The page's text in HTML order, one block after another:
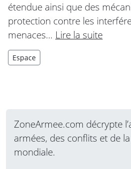
étendue ainsi que des
protection contre les
menaces… Lire la suite
Espace
ZoneArmee.com décrypte
armées, des conflits et de
mondiale.